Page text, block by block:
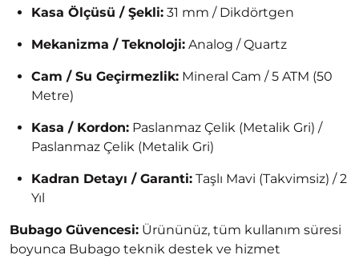
Kasa Ölçüsü / Şekli: 31 mm / Dikdörtgen
Mekanizma / Teknoloji: Analog / Quartz
Cam / Su Geçirmezlik: Mineral Cam / 5 ATM (50
Metre)
Kasa / Kordon: Paslanmaz Çelik (Metalik Gri) /
Paslanmaz Çelik (Metalik Gri)
Kadran Detayı / Garanti: Taşlı Mavi (Takvimsiz) / 2
Yıl
Bubago Güvencesi: Ürününüz, tüm kullanım süresi
boyunca Bubago teknik destek ve hizmet